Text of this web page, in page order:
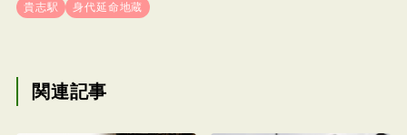
貴志駅
身代延命地蔵
関連記事